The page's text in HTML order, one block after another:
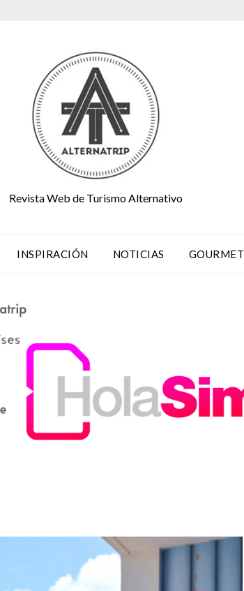
Revista Web de Turismo Alternativo
INSPIRACIÓN NOTICIAS GOURMET